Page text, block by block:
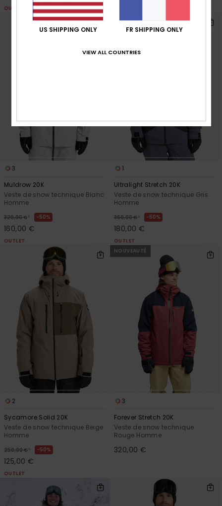
OUTLET
3
Muldrow 20K
Veste de snow technique Blanc
Homme
320,00 € * 50%
160,00 €
OUTLET
1
Ultralight Stretch 20K
Veste de snow technique Gris
Homme
360,00 € * 50%
180,00 €
OUTLET
2
Sycamore Solid 20K
Veste de snow technique Beige
Homme
250,00 € * 50%
125,00 €
OUTLET
NOUVEAUTÉ
3
Forever Stretch 20K
Veste de snow technique
Rouge Homme
320,00 €
US SHIPPING ONLY FR SHIPPING ONLY
VIEW ALL COUNTRIES